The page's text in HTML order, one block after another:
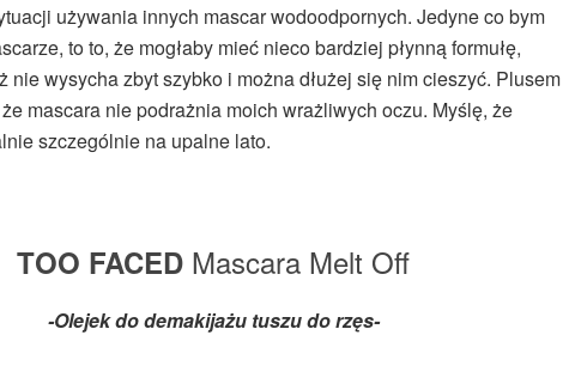
używania innych mascar wodoodpornych. Jedyne co bym
to to, że mogłaby mieć nieco bardziej płynną formułę,
nie wysycha zbyt szybko i można dłużej się nim cieszyć. Plusem
mascara nie podrażnia moich wrażliwych oczu. Myślę, że
szczególnie na upalne lato.
TOO FACED Mascara Melt Off
-Olejek do demakijażu tuszu do rzęs-